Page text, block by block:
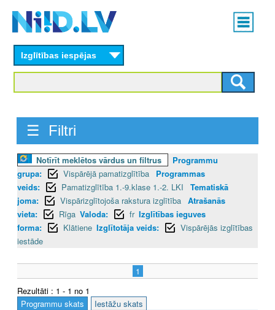
content
Main
menu
Izglītības iespējas
☰ Filtri
Notīrīt meklētos vārdus un filtrus
Programmu
grupa:
Vispārējā pamatizglītība
Programmas
veids:
Pamatizglītība 1.-9.klase 1.-2. LKI
Tematiskā
joma:
Vispārizglītojoša rakstura izglītība Atrašanās
vieta:
Rīga Valoda: fr Izglītības ieguves
forma:
Klātiene Izglītotāja veids:
Vispārējās izglītības
iestāde
1
Rezultāti : 1 - 1 no 1
Programmu skats
Iestāžu skats